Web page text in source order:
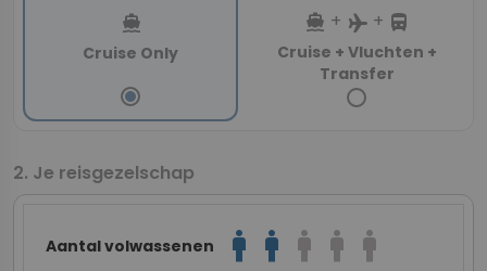
directions_boat
Cruise Only
directions_boat + flight + directions_bus
Cruise + Vluchten +
Transfer
Je reisgezelschap
Aantal volwassenen man man man man man